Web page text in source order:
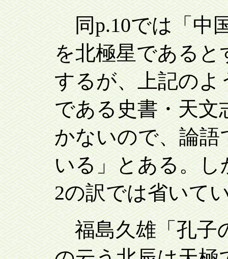
同p.10では「中
を北極星である
するが、上記のよ
である史書・天文
かないので、論
いる」とある。し
2の訳では省いて
福島久雄「孔子